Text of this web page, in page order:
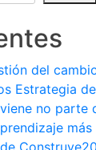
del
Estrategia
no parte